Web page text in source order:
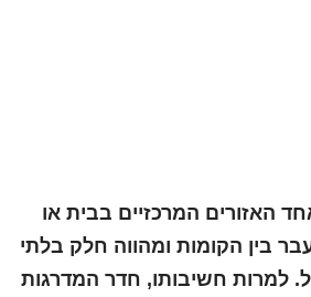
האזורים המרכזיים בבית או
בין הקומות ומהווה חלק בלתי
למרות חשיבותו, חדר המדרגות